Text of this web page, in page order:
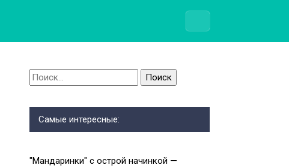
Найти:
Самые интересные:
″Мандаринки″ с острой начинкой —